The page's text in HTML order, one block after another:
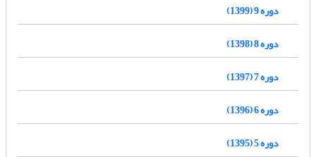
دوره 9 (1399)
دوره 8 (1398)
دوره 7 (1397)
دوره 6 (1396)
دوره 5 (1395)